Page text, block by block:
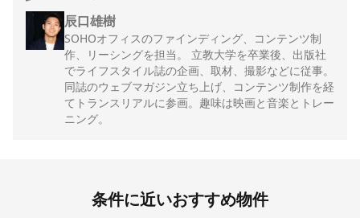
辰口雄樹
SOHOオフィスのファインディング、コンテンツ制
作、リーシングを担当。 立教大学を卒業後、出版社
でライフスタイル誌の企画、取材、撮影などに従事。
同誌のウェブマガジン立ち上げ、コンテンツ制作を経
てトランスリアルに参画。趣味は映画と音楽とトレー
ニング。
条件に近いおすすめ物件